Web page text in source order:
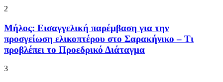
2
Μήλος: Εισαγγελική παρέμβαση για την
προσγείωση ελικοπτέρου στο Σαρακήνικο – Τι
προβλέπει το Προεδρικό Διάταγμα
3